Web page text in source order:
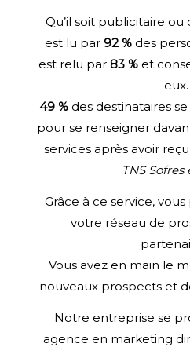
Qu’il soit publicitaire ou
est lu par 92 % des
est relu par 83 % et
eux.
49 %des destinataires
pour se renseigner
services après avoir
TNS Sofres
Grâce à ce service,
votre réseau de
Vous avez en main le
nouveaux prospects et
Notre entreprise se
agence en marketing